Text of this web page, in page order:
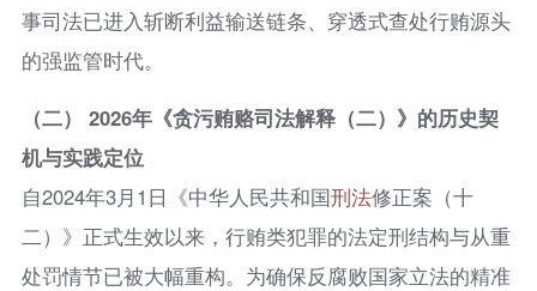
事司法已进入斩断利益输送链条、穿透式查处行贿源头
的强监管时代。
（二） 2026年《贪污贿赂司法解释（二）》的历史契
机与实践定位
自2024年3月1日《中华人民共和国刑法修正案（十
二）》正式生效以来，行贿类犯罪的法定刑结构与从重
处罚情节已被大幅重构。为确保反腐败国家立法的精准